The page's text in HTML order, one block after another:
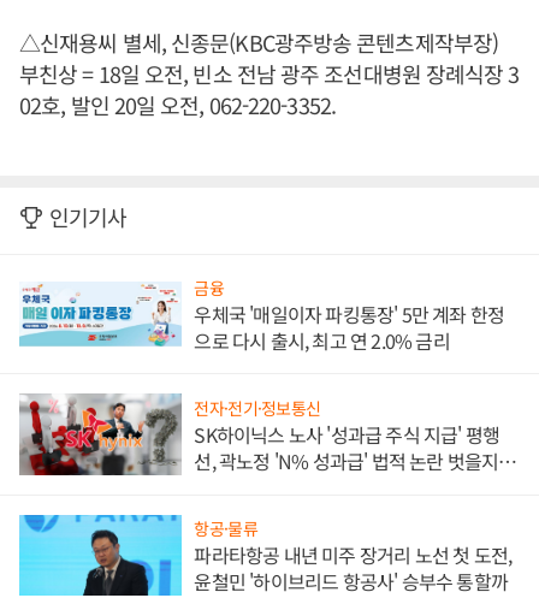
△신재용씨 별세, 신종문(KBC광주방송 콘텐츠제작부장)
부친상 = 18일 오전, 빈소 전남 광주 조선대병원 장례식장 3
02호, 발인 20일 오전, 062-220-3352.
인기기사
금융
우체국 '매일이자 파킹통장' 5만 계좌 한정
으로 다시 출시, 최고 연 2.0% 금리
전자·전기·정보통신
SK하이닉스 노사 '성과급 주식 지급' 평행
선, 곽노정 'N% 성과급' 법적 논란 벗을지 주
항공·물류
파라타항공 내년 미주 장거리 노선 첫 도전,
윤철민 '하이브리드 항공사' 승부수 통할까